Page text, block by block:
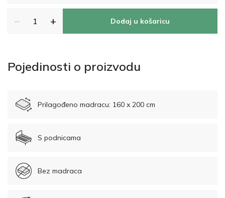
− + Dodaj u košaricu
Pojedinosti o proizvodu
Prilagođeno madracu: 160 x 200 cm
S podnicama
Bez madraca